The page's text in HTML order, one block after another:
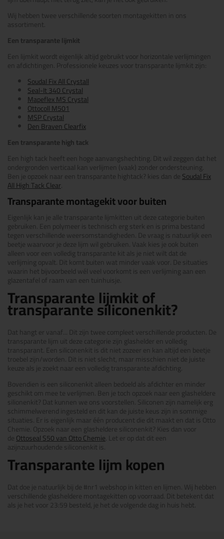
Wij hebben twee verschillende soorten montagekitten in ons
assortiment.
Een transparante lijmkit
Een lijmkit wordt eigenlijk altijd gebruikt voor horizontale verlijmingen
en afdichtingen. Professionele keuzes voor transparante lijmkit zijn:
Soudal Fix All Crystall
Seal-It 340 Crystal
Mapeflex MS Crystal
Ottocoll M501
MSP Crystal
Den Braven Clearfix
Een transparante high tack
Een high tack heeft een hoge aanvangshechting. Dit wil zeggen dat het
ondergronden verticaal kan verlijmen (vaak) zonder ondersteuning.
Ben je opzoek naar een transparante hightack? kies dan deSoudal Fix
All High Tack Clear.
Transparante montagekit voor buiten
Eigenlijk kan je alle transparante lijmkitten uit deze categorie buiten
gebruiken. Een polymeer is technisch erg sterk en is prima bestand
tegen verschillende weersomstandigheden. De vraag is natuurlijk een
beetje waarvoor je deze lijm wil gebruiken. Vaak kies je ook buiten
alleen voor een volledig transparante kit als je niet wilt dat de
verlijming opvalt. Dit komt buiten wat minder vaak voor. De situaties
waarin het bijvoorbeeld wél veel voorkomt is een verlijming aan een
glazentafel of raam van een tuinhuisje.
Transparante lijmkit of
transparante siliconenkit?
Dat hangt er vanaf... Dit zijn twee compleet verschillende producten. De
transparante lijm uit deze categorie zijn glashelder en volledig
transparant. Een siliconenkit is dit niet zozeer en kan altijd een beetje
troebel zijn/worden. Dit is niet slecht, maar misschien niet de juiste
keuze als je zoekt naar een volledig transparante afdichting.
Bovendien is een siliconenkit alleen bedoeld als afdichter en minder
geschikt om mee te verlijmen. Ben je toch opzoek naar een glasheldere
silionenkit? Dat kunnen we ons voorstellen. Siliconen zijn namelijk erg
schimmelwerend ingesteld en dit kan de juiste keus zijn in sommige
situaties. Er is eigenlijk maar één producent die dit maakt en dat is Otto
Chemie. Opzoek naar een glasheldere siliconenkit? Kies dan voor
deOttoseal S50 van Otto Chemie. Let er op dat dit een
azijnzuurhoudende siliconenkit is.
Transparante lijm kopen
Dat doe je natuurlijk bij de #nr1 webshop in kitten en lijmen. Wij hebben
verschillende glasheldere montagekitten op voorraad. Dit betekent dat
als je het voor 23:59 besteld, je het de volgende dag in huis hebt.